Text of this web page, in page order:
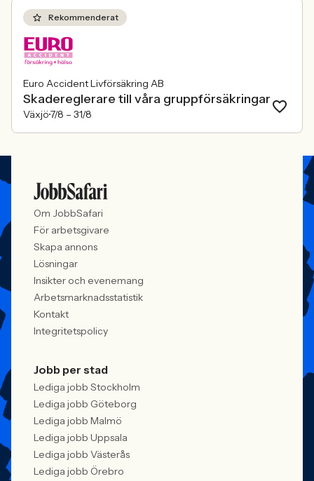
Rekommenderat
Euro Accident Livförsäkring AB
Skadereglerare till våra gruppförsäkringar
Växjö7/8 – 31/8
Om JobbSafari
För arbetsgivare
Skapa annons
Lösningar
Insikter och evenemang
Arbetsmarknadsstatistik
Kontakt
Integritetspolicy
Jobb per stad
Lediga jobb Stockholm
Lediga jobb Göteborg
Lediga jobb Malmö
Lediga jobb Uppsala
Lediga jobb Västerås
Lediga jobb Örebro